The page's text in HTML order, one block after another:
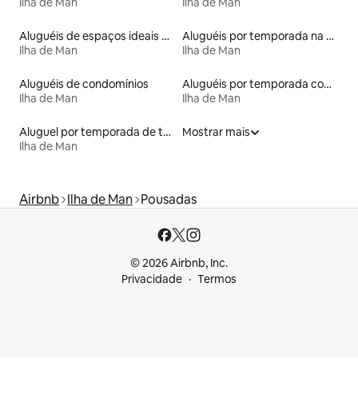
Aluguéis de espaços ideais para famílias
Ilha de Man
Aluguéis por temporada na orla
Ilha de Man
Aluguéis de condomínios
Ilha de Man
Aluguéis por temporada com acesso à praia
Ilha de Man
Aluguel por temporada de townhouses
Ilha de Man
Mostrar mais
Airbnb Ilha de Man Pousadas
© 2026 Airbnb, Inc.
Privacidade
Termos